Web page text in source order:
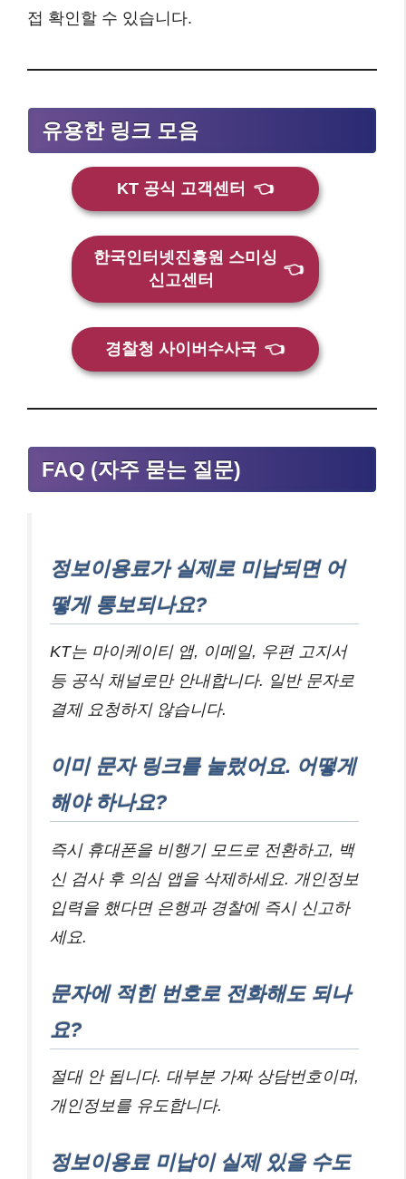
접 확인할 수 있습니다.
유용한 링크 모음
KT 공식 고객센터👈
한국인터넷진흥원 스미싱
신고센터
👈
경찰청 사이버수사국👈
FAQ (자주 묻는 질문)
정보이용료가 실제로 미납되면 어
떻게 통보되나요?
KT는 마이케이티 앱, 이메일, 우편 고지서
등 공식 채널로만 안내합니다. 일반 문자로
결제 요청하지 않습니다.
이미 문자 링크를 눌렀어요. 어떻게
해야 하나요?
즉시 휴대폰을 비행기 모드로 전환하고, 백
신 검사 후 의심 앱을 삭제하세요. 개인정보
입력을 했다면 은행과 경찰에 즉시 신고하
세요.
문자에 적힌 번호로 전화해도 되나
요?
절대 안 됩니다. 대부분 가짜 상담번호이며,
개인정보를 유도합니다.
정보이용료 미납이 실제 있을 수도